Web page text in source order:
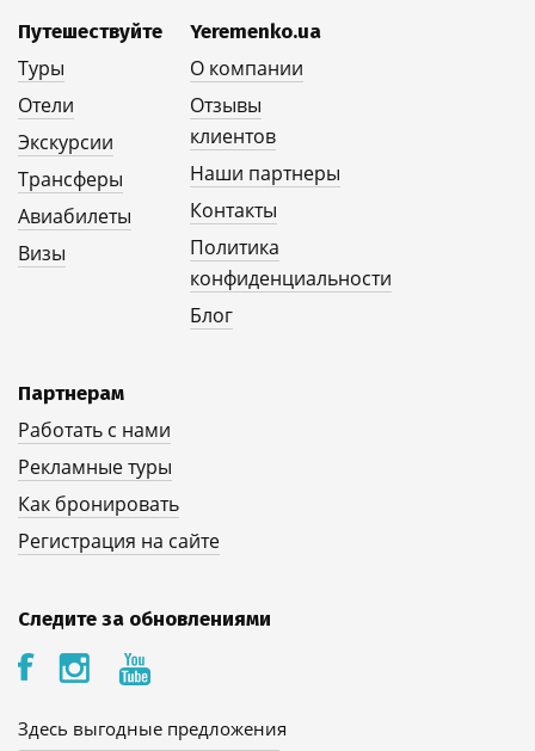
Путешествуйте
Туры
Отели
Экскурсии
Трансферы
Авиабилеты
Визы
Yeremenko.ua
О компании
Отзывы
клиентов
Наши партнеры
Контакты
Политика
конфиденциальности
Блог
Партнерам
Работать с нами
Рекламные туры
Как бронировать
Регистрация на сайте
Следите за обновлениями
Здесь выгодные предложения